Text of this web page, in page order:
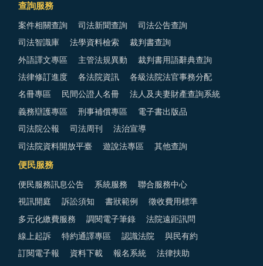
查詢服務
案件相關查詢 司法新聞查詢 司法公告查詢
司法智識庫 法學資料檢索 裁判書查詢
外語譯文專區 主管法規異動 裁判書用語辭典查詢
法律修訂進度 各法院資訊 各級法院法官事務分配
名冊專區 民間公證人名冊 法人及夫妻財產查詢系統
義務辯護專區 刑事補償專區 電子書出版品
司法院公報 司法周刊 法治宣導
司法院資料開放平臺 遊說法專區 其他查詢
便民服務
便民服務訊息公告 系統服務 聯合服務中心
視訊開庭 訴訟須知 書狀範例 徵收費用標準
多元化繳費服務 調閱電子筆錄 法院遠距訊問
線上起訴 特約通譯專區 認識法院 與民有約
訂閱電子報 資料下載 報名系統 法律扶助